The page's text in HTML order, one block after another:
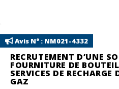
Avis N° : NM021-4332
RECRUTEMENT D’UNE
FOURNITURE DE
SERVICES DE RECHARGE
GAZ